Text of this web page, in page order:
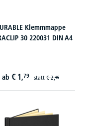
Klemmmappe
30 220031 DIN A4
ab € 1,79 statt€ 2,19